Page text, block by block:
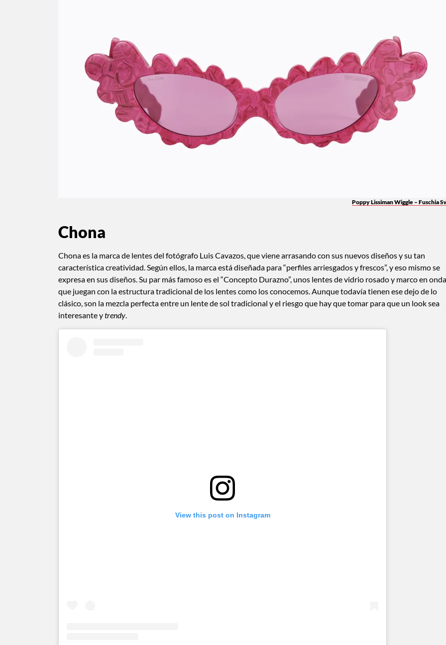
Poppy Lissiman Wiggle – Fuschia
Chona
Chona es la marca de lentes del fotógrafo Luis Cavazos, que viene arrasando con sus nuevos diseños y su tan
característica creatividad. Según ellos, la marca está diseñada para “perfiles arriesgados y frescos”, y eso mismo se
expresa en sus diseños. Su par más famoso es el “Concepto Durazno”, unos lentes de vidrio rosado y marco en
que juegan con la estructura tradicional de los lentes como los conocemos. Aunque todavía tienen ese dejo de lo
clásico, son la mezcla perfecta entre un lente de sol tradicional y el riesgo que hay que tomar para que un look sea
interesante ytrendy
View this post on Instagram